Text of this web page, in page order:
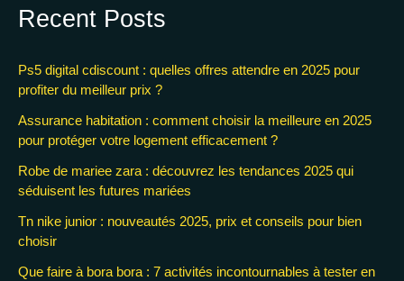
Recent Posts
Ps5 digital cdiscount : quelles offres attendre en 2025 pour
profiter du meilleur prix ?
Assurance habitation : comment choisir la meilleure en 2025
pour protéger votre logement efficacement ?
Robe de mariee zara : découvrez les tendances 2025 qui
séduisent les futures mariées
Tn nike junior : nouveautés 2025, prix et conseils pour bien
choisir
Que faire à bora bora : 7 activités incontournables à tester en